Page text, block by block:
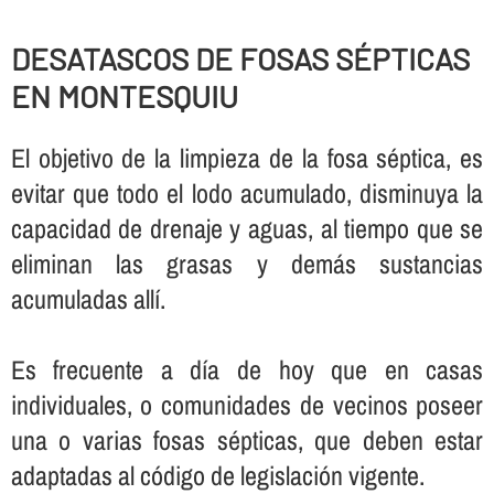
DESATASCOS DE FOSAS SÉPTICAS
EN MONTESQUIU
El objetivo de la limpieza de la fosa séptica, es
evitar que todo el lodo acumulado, disminuya la
capacidad de drenaje y aguas, al tiempo que se
eliminan las grasas y demás sustancias
acumuladas allí­.
Es frecuente a dí­a de hoy que en casas
individuales, o comunidades de vecinos poseer
una o varias fosas sépticas, que deben estar
adaptadas al código de legislación vigente.